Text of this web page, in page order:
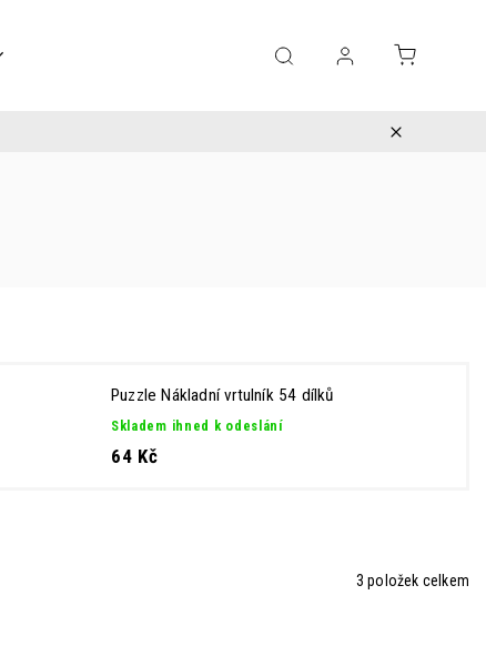
Výprodej Bižuterie
Puzzle Nákladní vrtulník 54 dílků
Skladem ihned k odeslání
64 Kč
3 položek celkem